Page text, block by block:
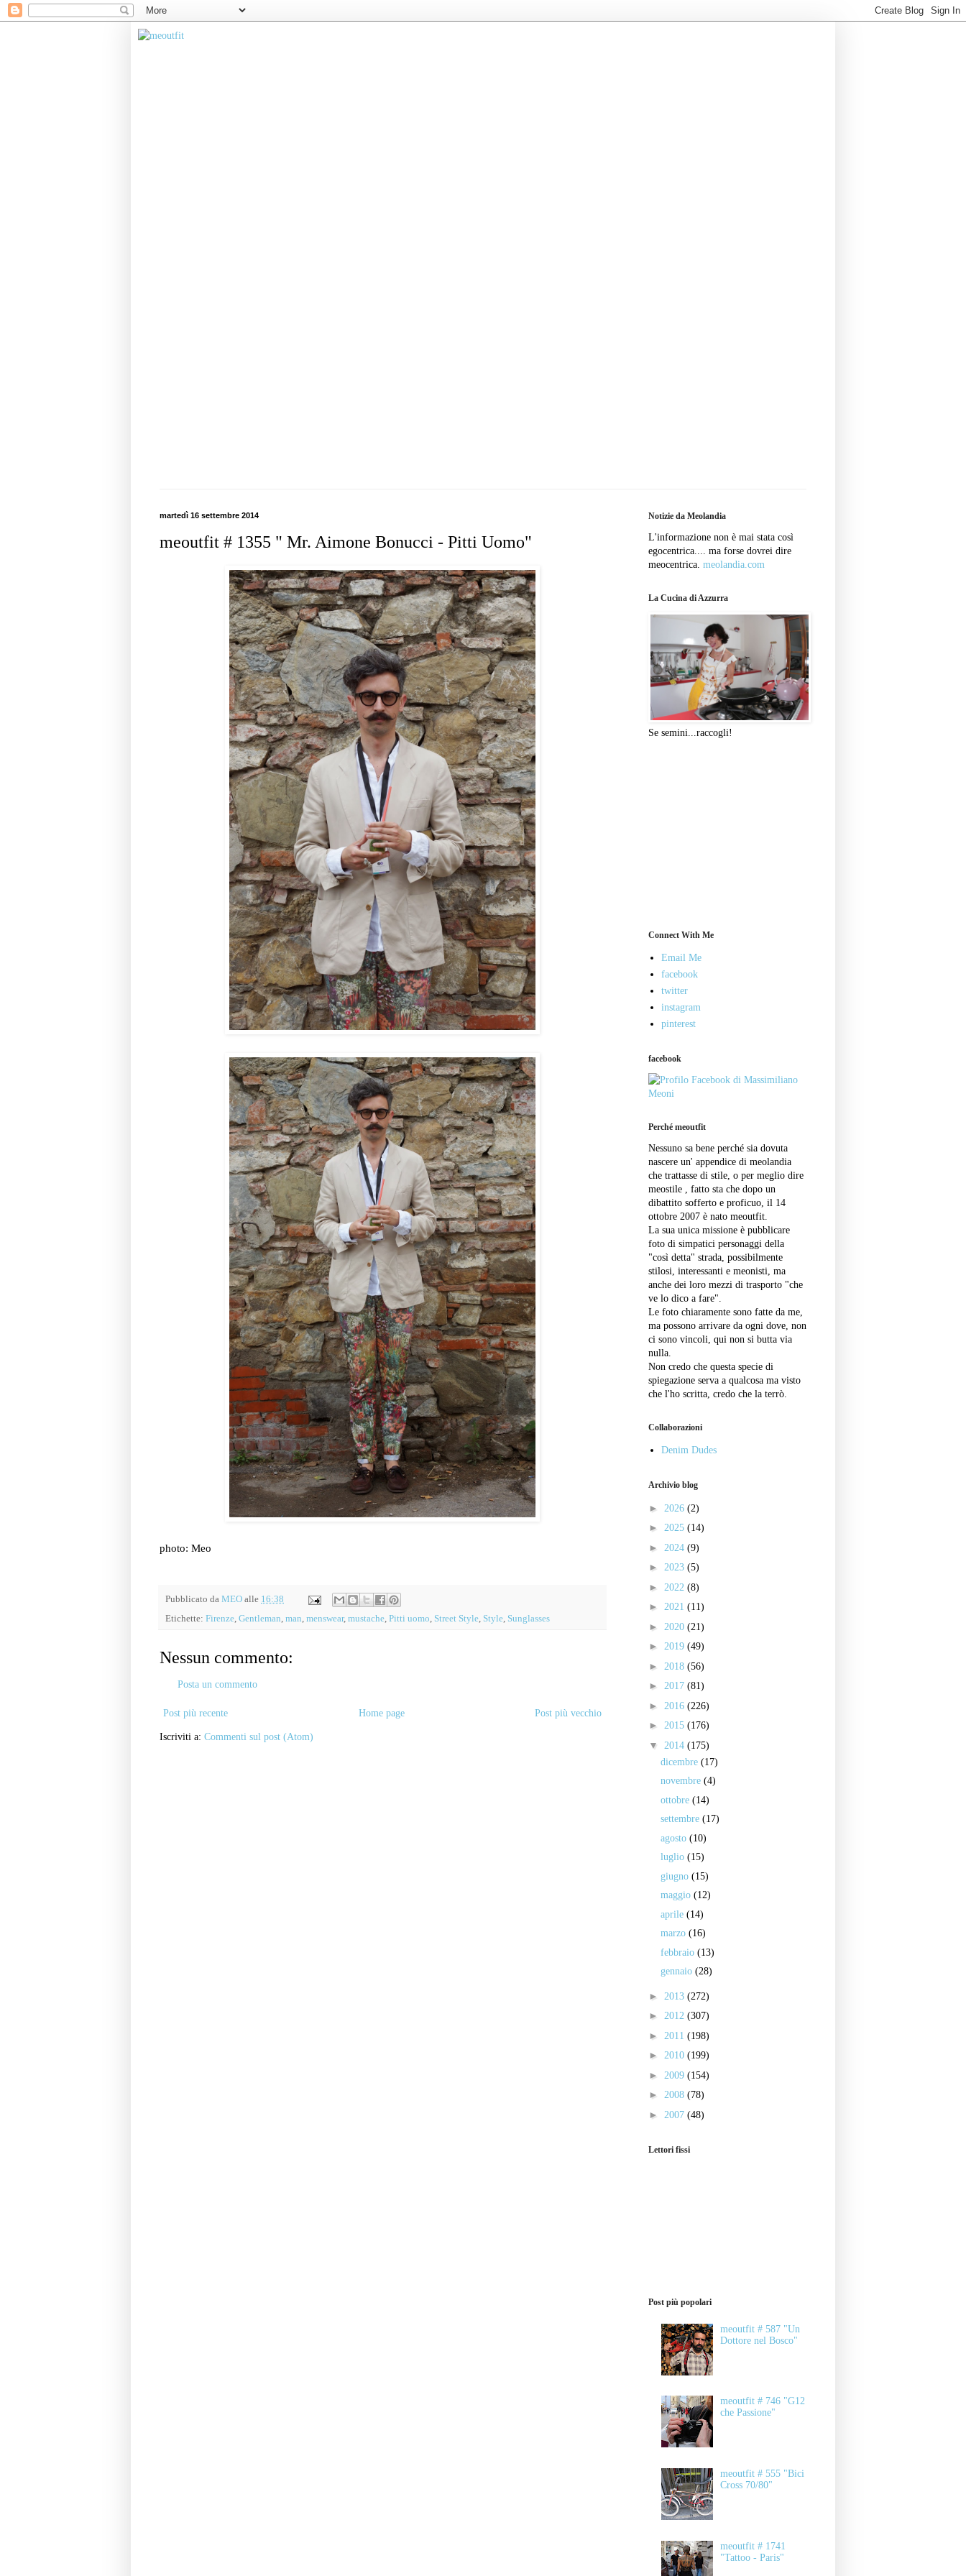
martedì 16 settembre 2014
meoutfit # 1355 " Mr. Aimone Bonucci - Pitti Uomo"
photo: Meo
Pubblicato da MEO alle 16:38
Etichette: Firenze, Gentleman, man, menswear, mustache, Pitti uomo, Street Style, Style, Sunglasses
Nessun commento:
Posta un commento
Post più recente Post più vecchio
Home page
Iscriviti a: Commenti sul post (Atom)
Notizie da Meolandia
L'informazione non è mai stata così
egocentrica.... ma forse dovrei dire
meocentrica. meolandia.com
La Cucina di Azzurra
Se semini...raccogli!
Connect With Me
Email Me
facebook
twitter
instagram
pinterest
facebook
Perché meoutfit
Nessuno sa bene perché sia dovuta
nascere un' appendice di meolandia
che trattasse di stile, o per meglio dire
meostile , fatto sta che dopo un
dibattito sofferto e proficuo, il 14
ottobre 2007 è nato meoutfit.
La sua unica missione è pubblicare
foto di simpatici personaggi della
"così detta" strada, possibilmente
stilosi, interessanti e meonisti, ma
anche dei loro mezzi di trasporto "che
ve lo dico a fare".
Le foto chiaramente sono fatte da me,
ma possono arrivare da ogni dove, non
ci sono vincoli, qui non si butta via
nulla.
Non credo che questa specie di
spiegazione serva a qualcosa ma visto
che l'ho scritta, credo che la terrò.
Collaborazioni
Denim Dudes
Archivio blog
► 2026 (2)
► 2025 (14)
► 2024 (9)
► 2023 (5)
► 2022 (8)
► 2021 (11)
► 2020 (21)
► 2019 (49)
► 2018 (56)
► 2017 (81)
► 2016 (226)
► 2015 (176)
▼ 2014 (175)
dicembre (17)
novembre (4)
ottobre (14)
settembre (17)
agosto (10)
luglio (15)
giugno (15)
maggio (12)
aprile (14)
marzo (16)
febbraio (13)
gennaio (28)
► 2013 (272)
► 2012 (307)
► 2011 (198)
► 2010 (199)
► 2009 (154)
► 2008 (78)
► 2007 (48)
Lettori fissi
Post più popolari
meoutfit # 587 "Un
Dottore nel Bosco"
meoutfit # 746 "G12
che Passione"
meoutfit # 555 "Bici
Cross 70/80"
meoutfit # 1741
"Tattoo - Paris"